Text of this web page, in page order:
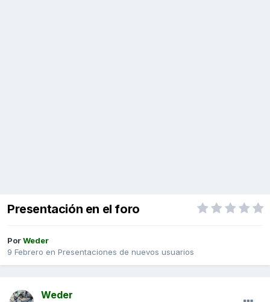
Presentación en el foro
PorWeder
9 Febrero en Presentaciones de nuevos usuarios
Weder